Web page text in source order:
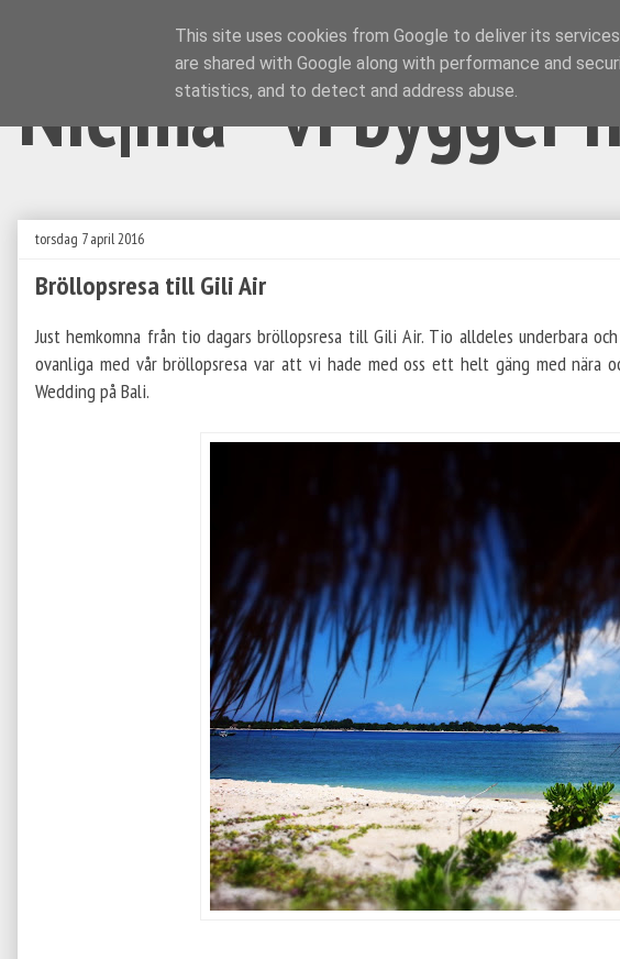
Nic|ma - vi bygger
torsdag 7 april 2016
Bröllopsresa till Gili Air
Just hemkomna från tio dagars bröllopsresa till Gili Air. Tio alldeles underbara
ovanliga med vår bröllopsresa var att vi hade med oss ett helt gäng med nära
Wedding på Bali.
This site uses cookies from Google to deliver its
are shared with Google along with performance and
statistics, and to detect and address abuse.